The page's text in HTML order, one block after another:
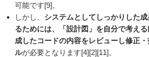
可能です[9]。
しかし、 システムとしてしっかりした
るためには、「設計図」を自分で考え
成したコードの内容をレビューし修正
ルが必要となります[4][2][11]。